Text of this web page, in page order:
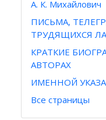
А. К. Михайлович
ПИСЬМА,
ТРУДЯЩИХСЯ
КРАТКИЕ
АВТОРАХ
ИМЕННОЙ
Все страницы